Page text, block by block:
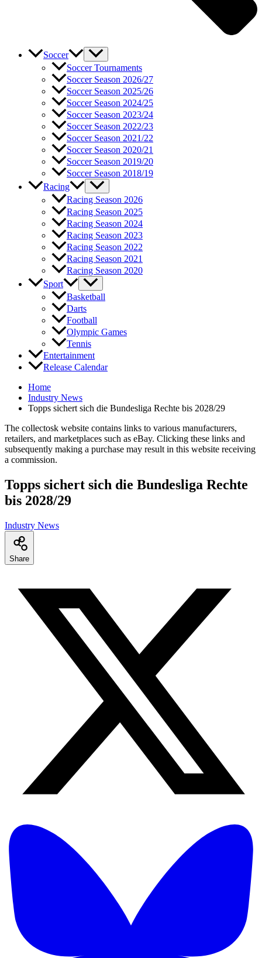
Soccer
Soccer Tournaments
Soccer Season 2026/27
Soccer Season 2025/26
Soccer Season 2024/25
Soccer Season 2023/24
Soccer Season 2022/23
Soccer Season 2021/22
Soccer Season 2020/21
Soccer Season 2019/20
Soccer Season 2018/19
Racing
Racing Season 2026
Racing Season 2025
Racing Season 2024
Racing Season 2023
Racing Season 2022
Racing Season 2021
Racing Season 2020
Sport
Basketball
Darts
Football
Olympic Games
Tennis
Entertainment
Release Calendar
Home
Industry News
Topps sichert sich die Bundesliga Rechte bis 2028/29
The collectosk website contains links to various manufacturers,
retailers, and marketplaces such as eBay. Clicking these links and
subsequently making a purchase may result in this website receiving
a commission.
Topps sichert sich die Bundesliga Rechte
bis 2028/29
Industry News
Share